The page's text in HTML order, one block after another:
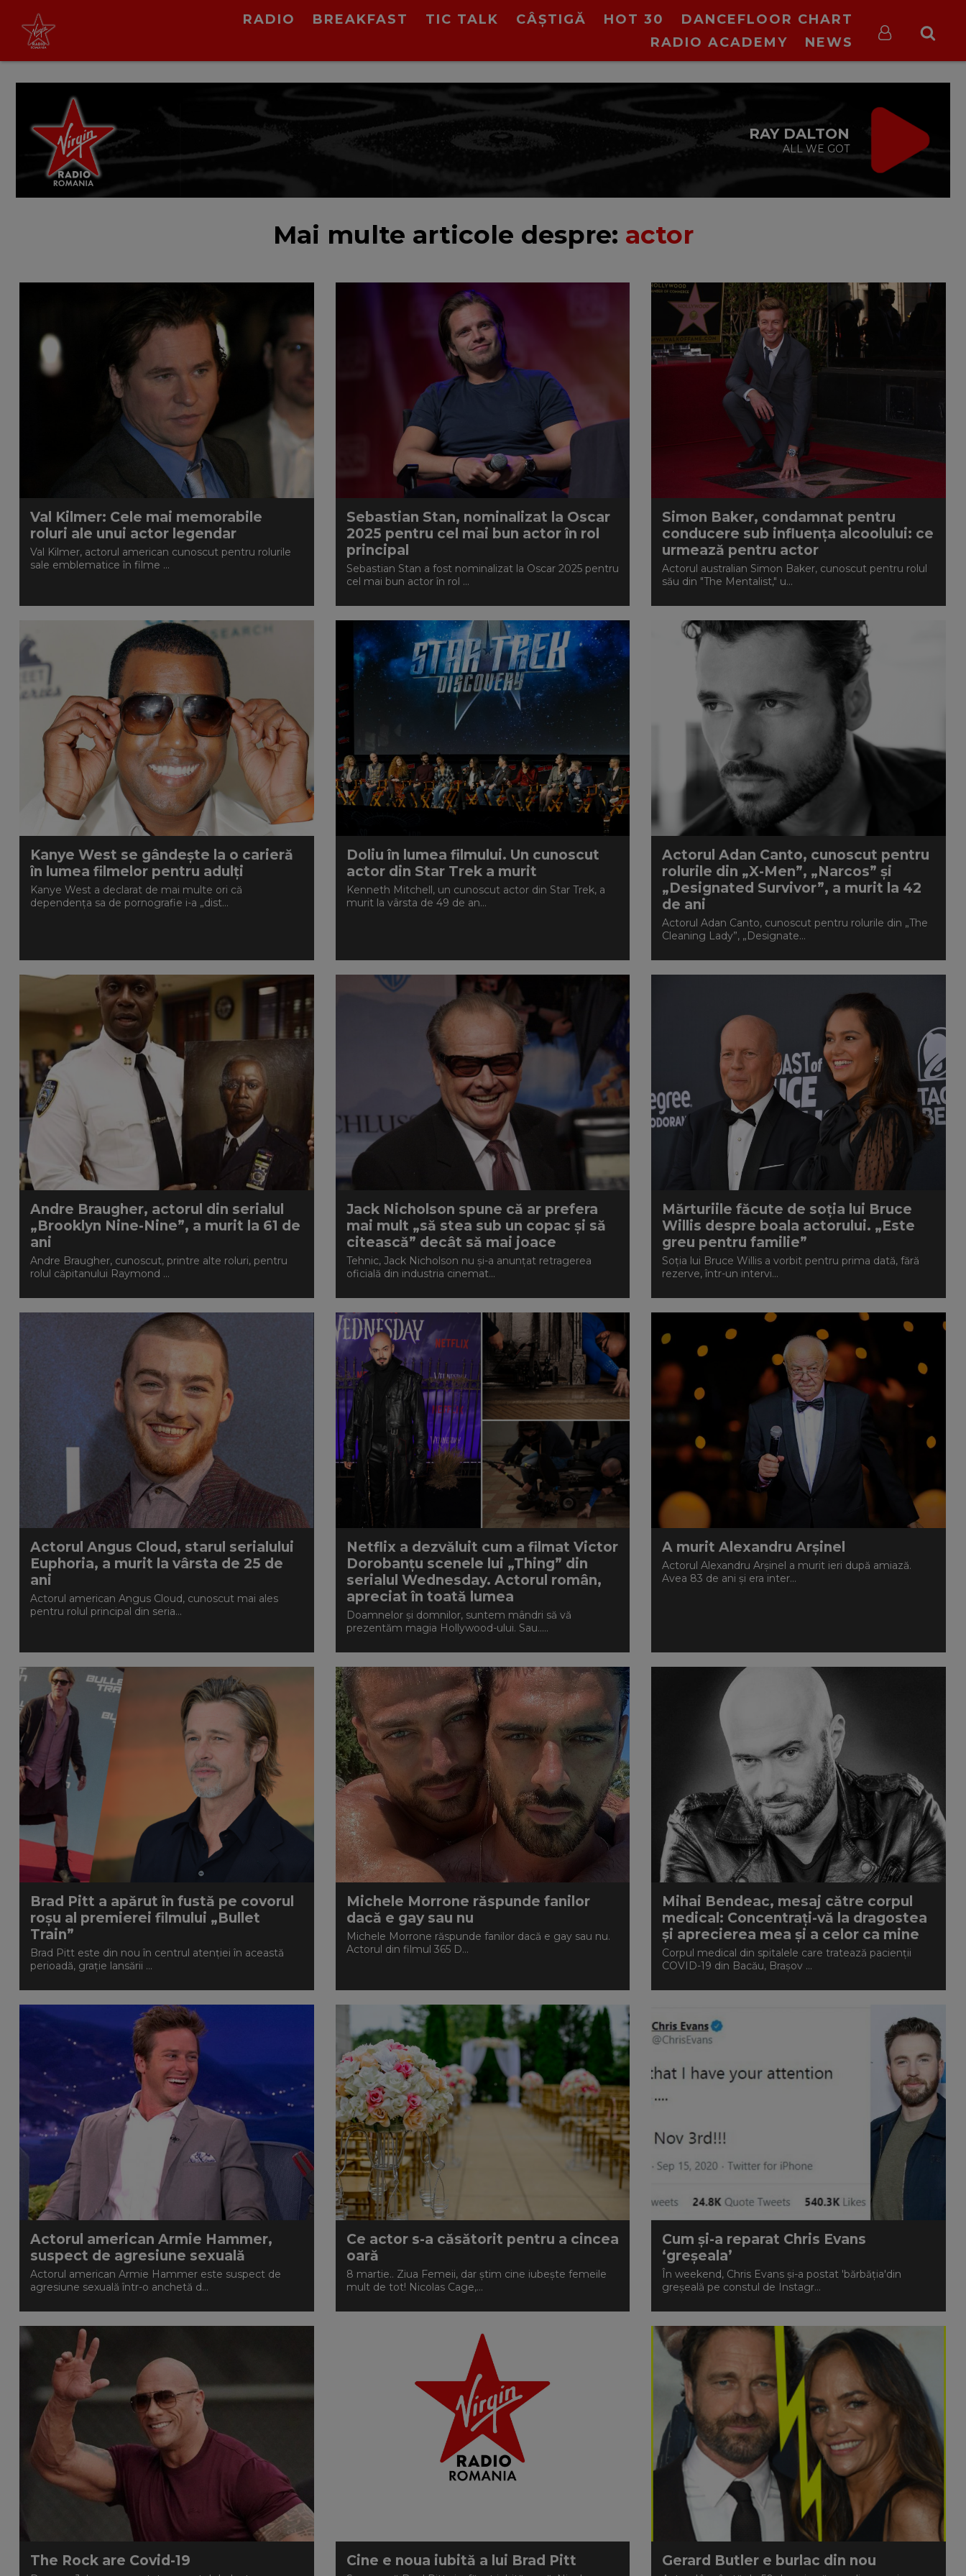
RADIO BREAKFAST TIC TALK CÂȘTIGĂ HOT 30
DANCEFLOOR CHART
RADIO ACADEMY
NEWS
VIRGIN RADIO
MUSIC
Mai multe articole despre: actor
Val Kilmer: Cele mai memorabile
roluri ale unui actor legendar
Val Kilmer, actorul american cunoscut pentru rolurile
sale emblematice în filme ...
Sebastian Stan, nominalizat la Oscar
2025 pentru cel mai bun actor în rol
principal
Sebastian Stan a fost nominalizat la Oscar 2025 pentru
cel mai bun actor în rol ...
Simon Baker, condamnat pentru
conducere sub influența alcoolului: ce
urmează pentru actor
Actorul australian Simon Baker, cunoscut pentru rolul
său din "The Mentalist," u...
Kanye West se gândește la o carieră
în lumea filmelor pentru adulți
Kanye West a declarat de mai multe ori că
dependența sa de pornografie i-a „dist...
Doliu în lumea filmului. Un cunoscut
actor din Star Trek a murit
Kenneth Mitchell, un cunoscut actor din Star Trek, a
murit la vârsta de 49 de an...
Actorul Adan Canto, cunoscut pentru
rolurile din „X-Men”, „Narcos” și
„Designated Survivor”, a murit la 42
de ani
Actorul Adan Canto, cunoscut pentru rolurile din „The
Cleaning Lady”, „Designate...
Andre Braugher, actorul din serialul
„Brooklyn Nine-Nine”, a murit la 61 de
ani
Andre Braugher, cunoscut, printre alte roluri, pentru
rolul căpitanului Raymond ...
Jack Nicholson spune că ar prefera
mai mult „să stea sub un copac și să
citească” decât să mai joace
Tehnic, Jack Nicholson nu și-a anunțat retragerea
oficială din industria cinemat...
Mărturiile făcute de soția lui Bruce
Willis despre boala actorului. „Este
greu pentru familie”
Soția lui Bruce Willis a vorbit pentru prima dată, fără
rezerve, într-un intervi...
Actorul Angus Cloud, starul serialului
Euphoria, a murit la vârsta de 25 de
ani
Actorul american Angus Cloud, cunoscut mai ales
pentru rolul principal din seria...
Netflix a dezvăluit cum a filmat Victor
Dorobanțu scenele lui „Thing” din
serialul Wednesday. Actorul român,
apreciat în toată lumea
Doamnelor și domnilor, suntem mândri să vă
prezentăm magia Hollywood-ului. Sau.....
A murit Alexandru Arșinel
Actorul Alexandru Arșinel a murit ieri după amiază.
Avea 83 de ani și era inter...
Brad Pitt a apărut în fustă pe covorul
roșu al premierei filmului „Bullet
Train”
Brad Pitt este din nou în centrul atenției în această
perioadă, grație lansării ...
Michele Morrone răspunde fanilor
dacă e gay sau nu
Michele Morrone răspunde fanilor dacă e gay sau nu.
Actorul din filmul 365 D...
Mihai Bendeac, mesaj către corpul
medical: Concentrați-vă la dragostea
și aprecierea mea și a celor ca mine
Corpul medical din spitalele care tratează pacienții
COVID-19 din Bacău, Brașov ...
Actorul american Armie Hammer,
suspect de agresiune sexuală
Actorul american Armie Hammer este suspect de
agresiune sexuală într-o anchetă d...
Ce actor s-a căsătorit pentru a cincea
oară
8 martie.. Ziua Femeii, dar știm cine iubește femeile
mult de tot! Nicolas Cage,...
Cum și-a reparat Chris Evans
‘greșeala’
În weekend, Chris Evans și-a postat 'bărbăția'din
greșeală pe constul de Instagr...
The Rock are Covid-19 Cine e noua iubită a lui Brad Pitt Gerard Butler e burlac din nou